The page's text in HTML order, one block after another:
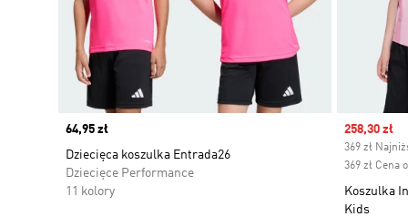
Price
64,95 zł
Dziecięca koszulka Entrada26
Dziecięce Performance
11 kolory
Sale price
258,30 zł
369 zł
369 zł Cena
Koszulka
Kids